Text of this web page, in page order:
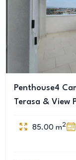
Penthouse4
Terasa & View
85.00 m2